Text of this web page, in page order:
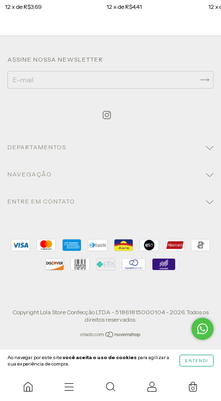
Ao navegar por este sitevocê aceita o uso de cookies para agilizar a
sua experiência de compra.
ENTENDI
0
12 x deR$3,69 12 x deR$4,41 12x
ASSINE NOSSA NEWSLETTER
DEPARTAMENTOS
NAVEGAÇÃO
ENTRE EM CONTATO
Copyright Lola Store Confecção LTDA - 51861815000104 - 2026. Todos os
direitos reservados.